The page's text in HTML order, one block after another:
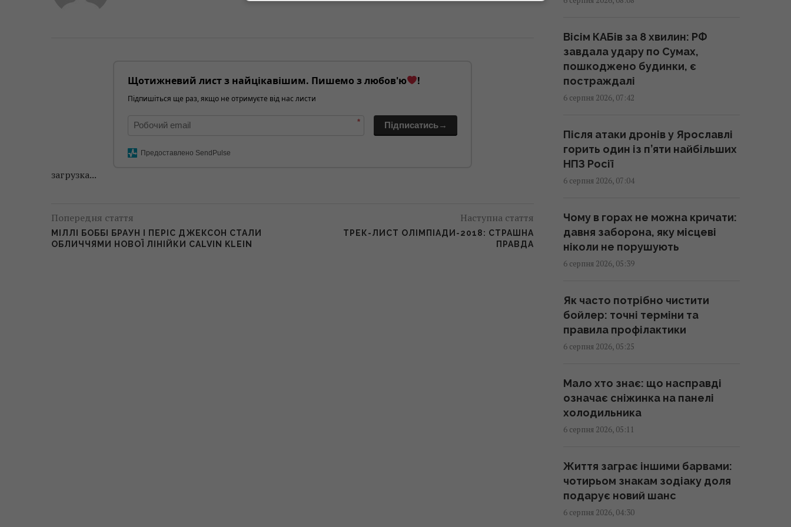
Щотижневий лист з найцікавішим. Пишемо з любов'ю !
Підпишіться ще раз, якщо не отримуєте від нас листи
* Підписатись→
Предоставлено SendPulse
загрузка...
Попередня стаття
МІЛЛІ БОББІ БРАУН І ПЕРІС ДЖЕКСОН СТАЛИ
ОБЛИЧЧЯМИ НОВОЇ ЛІНІЙКИ CALVIN KLEIN
Наступна стаття
ТРЕК-ЛИСТ ОЛІМПІАДИ-2018: СТРАШНА
ПРАВДА
Сьогодні - Яблучний Спас: як
правильно вітати рідних і
близьких
Що таке свято Преображення
Господнє: українські традиції
та 5 суворих заборон
У Ярославлі після атаки дронів
горить один із найбільших
російських НПЗ (відео)
Гороскоп на 6 серпня за
картами Таро: Терези - вдача,
Тельцям - швидкі рішення
Гороскоп на 6 серпня:
Стрільцям – сповільнитися,
Скорпіонам – перенапруження
Магнітні бурі 6–8 серпня: коли
очікувати нового удару (графік)
07:10 четвер, 06 серпня 2026
Вісім КАБів за 8 хвилин: РФ
завдала удару по Сумах,
пошкоджено будинки, є
постраждалі
6 серпня 2026, 07:42
Після атаки дронів у Ярославлі
горить один із п’яти найбільших
НПЗ Росії
6 серпня 2026, 07:04
Чому в горах не можна кричати:
давня заборона, яку місцеві
ніколи не порушують
6 серпня 2026, 05:39
Як часто потрібно чистити
бойлер: точні терміни та
правила профілактики
6 серпня 2026, 05:25
Мало хто знає: що насправді
означає сніжинка на панелі
холодильника
6 серпня 2026, 05:11
Життя заграє іншими барвами:
чотирьом знакам зодіаку доля
подарує новий шанс
6 серпня 2026, 04:30